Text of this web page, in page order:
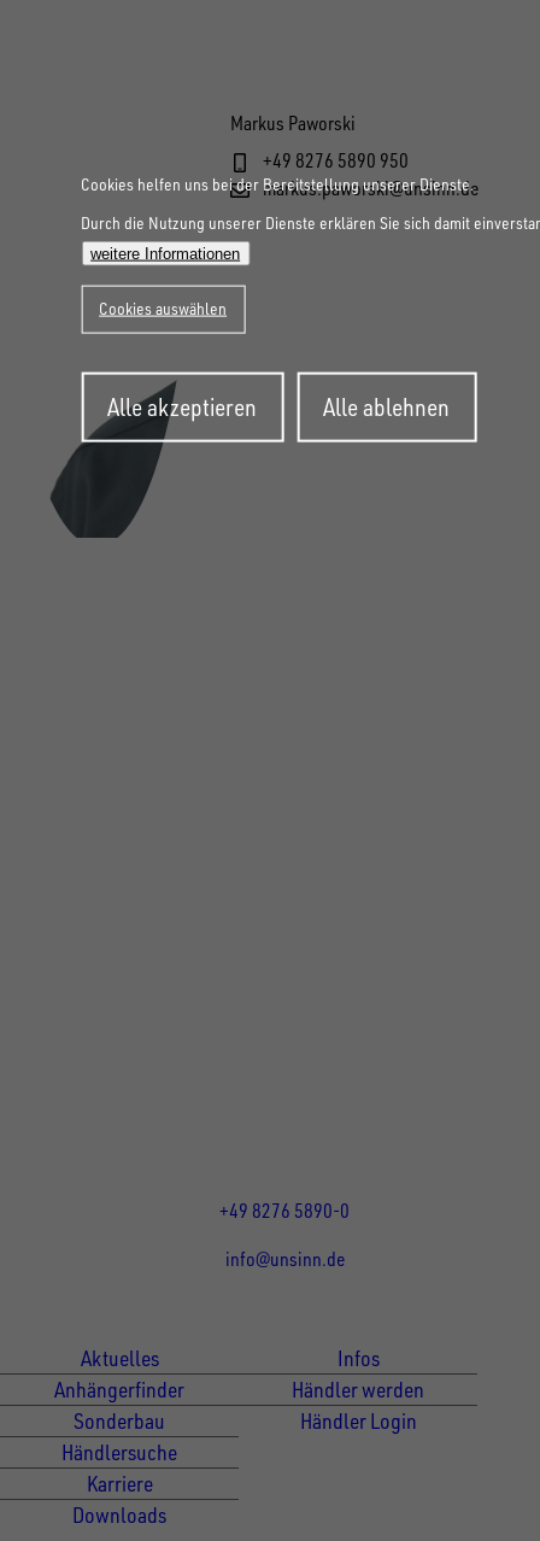
Markus Paworski
+49 8276 5890 950
markus.paworski@unsinn.de
+49 8276 5890-0
info@unsinn.de
Aktuelles
Anhängerfinder
Sonderbau
Händlersuche
Karriere
Downloads
Infos
Händler werden
Händler Login
Cookies helfen uns bei der Bereitstellung unserer Dienste.
Durch die Nutzung unserer Dienste erklären Sie sich damit
weitere Informationen
Cookies auswählen
Alle akzeptieren
zurückziehen
Alle ablehnen